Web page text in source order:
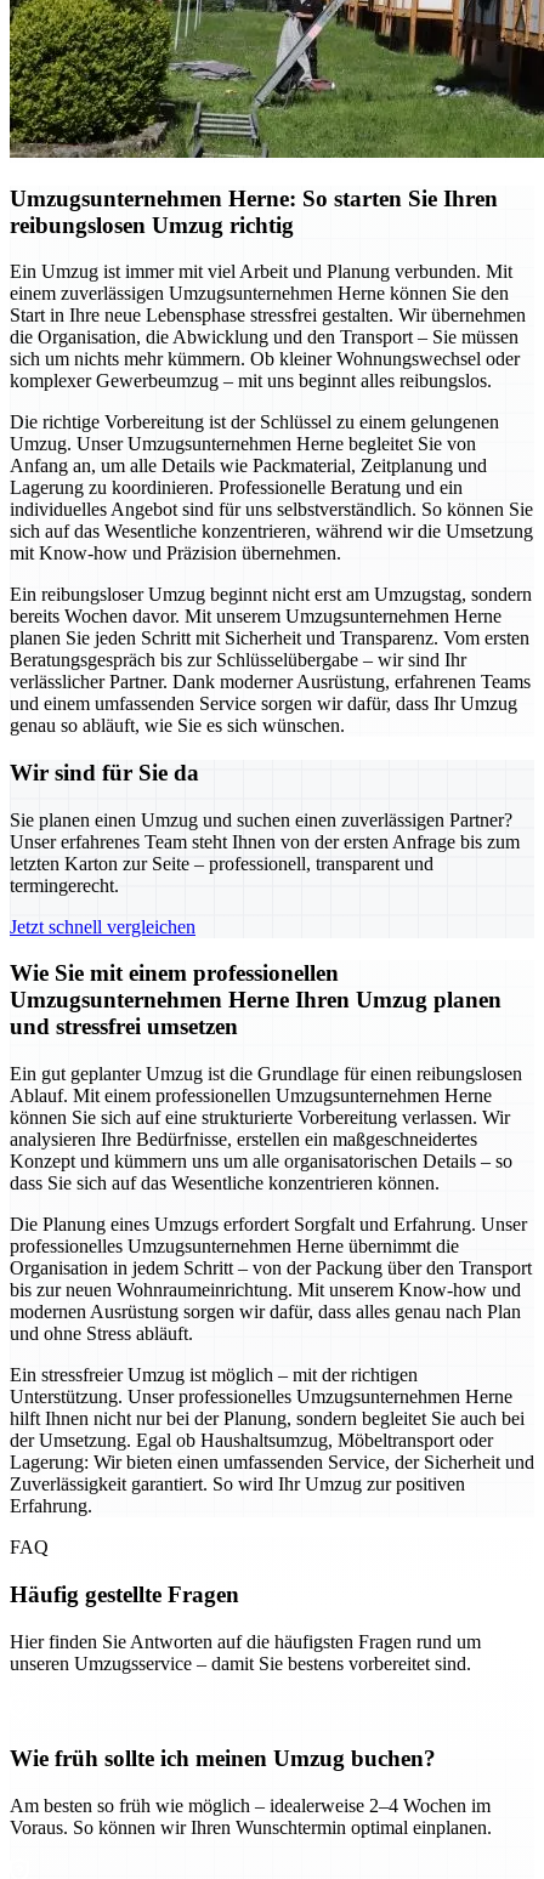
Umzugsunternehmen Herne: So starten Sie Ihren
reibungslosen Umzug richtig
Ein Umzug ist immer mit viel Arbeit und Planung verbunden. Mit
einem zuverlässigen Umzugsunternehmen Herne können Sie den
Start in Ihre neue Lebensphase stressfrei gestalten. Wir übernehmen
die Organisation, die Abwicklung und den Transport – Sie müssen
sich um nichts mehr kümmern. Ob kleiner Wohnungswechsel oder
komplexer Gewerbeumzug – mit uns beginnt alles reibungslos.
Die richtige Vorbereitung ist der Schlüssel zu einem gelungenen
Umzug. Unser Umzugsunternehmen Herne begleitet Sie von
Anfang an, um alle Details wie Packmaterial, Zeitplanung und
Lagerung zu koordinieren. Professionelle Beratung und ein
individuelles Angebot sind für uns selbstverständlich. So können Sie
sich auf das Wesentliche konzentrieren, während wir die Umsetzung
mit Know-how und Präzision übernehmen.
Ein reibungsloser Umzug beginnt nicht erst am Umzugstag, sondern
bereits Wochen davor. Mit unserem Umzugsunternehmen Herne
planen Sie jeden Schritt mit Sicherheit und Transparenz. Vom ersten
Beratungsgespräch bis zur Schlüsselübergabe – wir sind Ihr
verlässlicher Partner. Dank moderner Ausrüstung, erfahrenen Teams
und einem umfassenden Service sorgen wir dafür, dass Ihr Umzug
genau so abläuft, wie Sie es sich wünschen.
Wir sind für Sie da
Sie planen einen Umzug und suchen einen zuverlässigen Partner?
Unser erfahrenes Team steht Ihnen von der ersten Anfrage bis zum
letzten Karton zur Seite – professionell, transparent und
termingerecht.
Jetzt schnell vergleichen
Wie Sie mit einem professionellen
Umzugsunternehmen Herne Ihren Umzug planen
und stressfrei umsetzen
Ein gut geplanter Umzug ist die Grundlage für einen reibungslosen
Ablauf. Mit einem professionellen Umzugsunternehmen Herne
können Sie sich auf eine strukturierte Vorbereitung verlassen. Wir
analysieren Ihre Bedürfnisse, erstellen ein maßgeschneidertes
Konzept und kümmern uns um alle organisatorischen Details – so
dass Sie sich auf das Wesentliche konzentrieren können.
Die Planung eines Umzugs erfordert Sorgfalt und Erfahrung. Unser
professionelles Umzugsunternehmen Herne übernimmt die
Organisation in jedem Schritt – von der Packung über den Transport
bis zur neuen Wohnraumeinrichtung. Mit unserem Know-how und
modernen Ausrüstung sorgen wir dafür, dass alles genau nach Plan
und ohne Stress abläuft.
Ein stressfreier Umzug ist möglich – mit der richtigen
Unterstützung. Unser professionelles Umzugsunternehmen Herne
hilft Ihnen nicht nur bei der Planung, sondern begleitet Sie auch bei
der Umsetzung. Egal ob Haushaltsumzug, Möbeltransport oder
Lagerung: Wir bieten einen umfassenden Service, der Sicherheit und
Zuverlässigkeit garantiert. So wird Ihr Umzug zur positiven
Erfahrung.
FAQ
Häufig gestellte Fragen
Hier finden Sie Antworten auf die häufigsten Fragen rund um
unseren Umzugsservice – damit Sie bestens vorbereitet sind.
Wie früh sollte ich meinen Umzug buchen?
Am besten so früh wie möglich – idealerweise 2–4 Wochen im
Voraus. So können wir Ihren Wunschtermin optimal einplanen.